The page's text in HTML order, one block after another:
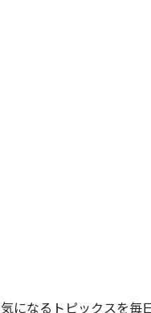
気になるトピックスを毎